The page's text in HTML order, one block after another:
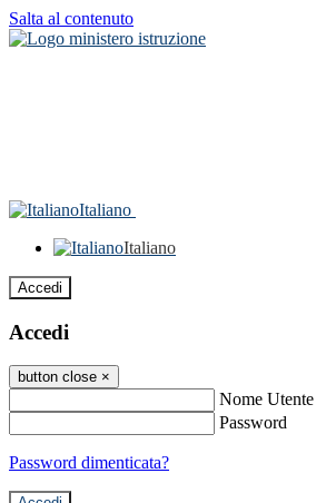
Salta al contenuto
Italiano
Italiano
Accedi
Accedi
button close ×
Nome Utente
Password
Password dimenticata?